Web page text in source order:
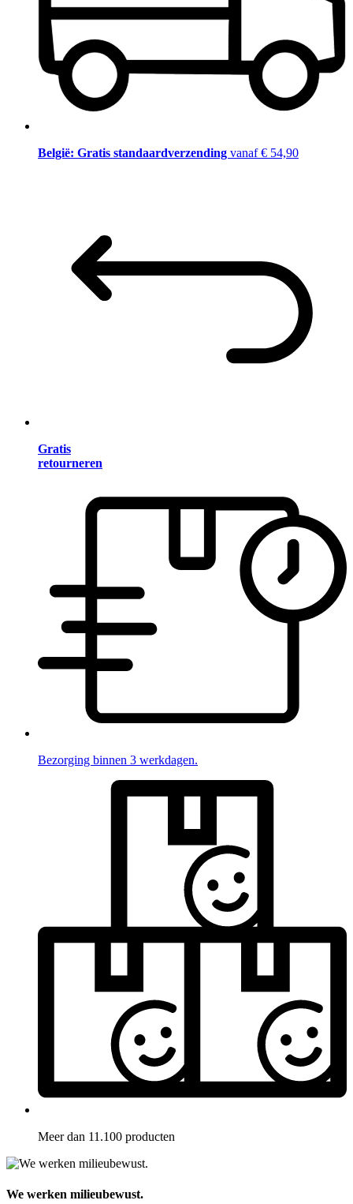
België: Gratis standaardverzending vanaf € 54,90
Gratis
retourneren
Bezorging binnen 3 werkdagen.
Meer dan 11.100 producten
We werken milieubewust.